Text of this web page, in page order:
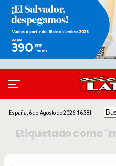
España, 6 de Agosto de 2026 16:38h
Etiquetado como